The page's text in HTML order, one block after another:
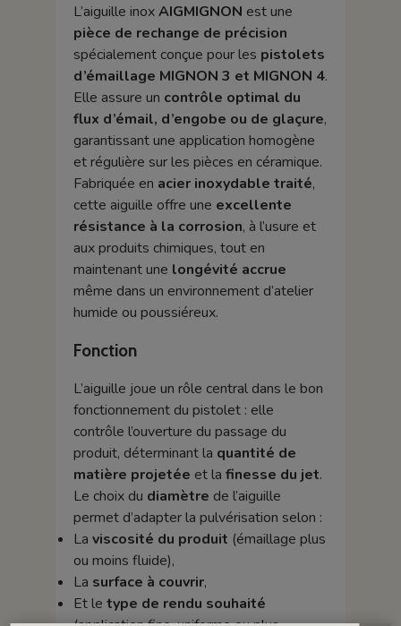
L’aiguille inoxAIGMIGNON est une
pièce de rechange de précision
spécialement conçue pour les pistolets
d’émaillage MIGNON 3 et MIGNON 4.
Elle assure un contrôle optimal du
flux d’émail, d’engobe ou de glaçure,
garantissant une application homogène
et régulière sur les pièces en céramique.
Fabriquée en acier inoxydable traité,
cette aiguille offre une excellente
résistance à la corrosion, à l’usure et
aux produits chimiques, tout en
maintenant une longévité accrue
même dans un environnement d’atelier
humide ou poussiéreux.
Fonction
L’aiguille joue un rôle central dans le bon
fonctionnement du pistolet : elle
contrôle l’ouverture du passage du
produit, déterminant la quantité de
matière projetée et la finesse du jet.
Le choix du diamètre de l’aiguille
permet d’adapter la pulvérisation selon :
La viscosité du produit (émaillage plus
ou moins fluide),
La surface à couvrir,
Et le type de rendu souhaité